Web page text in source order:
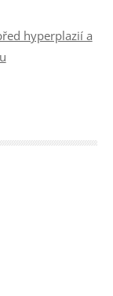
hyperplazií a